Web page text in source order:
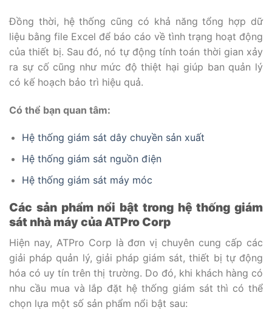
Đồng thời, hệ thống cũng có khả năng tổng hợp dữ
liệu bằng file Excel để báo cáo về tình trạng hoạt động
của thiết bị. Sau đó, nó tự động tính toán thời gian xảy
ra sự cố cũng như mức độ thiệt hại giúp ban quản lý
có kế hoạch bảo trì hiệu quả.
Có thể bạn quan tâm:
Hệ thống giám sát dây chuyền sản xuất
Hệ thống giám sát nguồn điện
Hệ thống giám sát máy móc
Các sản phẩm nổi bật trong hệ thống giám
sát nhà máy của ATPro Corp
Hiện nay, ATPro Corp là đơn vị chuyên cung cấp các
giải pháp quản lý, giải pháp giám sát, thiết bị tự động
hóa có uy tín trên thị trường. Do đó, khi khách hàng có
nhu cầu mua và lắp đặt hệ thống giám sát thì có thể
chọn lựa một số sản phẩm nổi bật sau: